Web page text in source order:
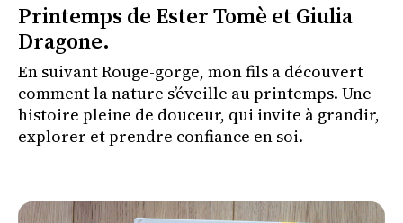
Printemps de Ester Tomè et Giulia
Dragone.
En suivant Rouge-gorge, mon fils a découvert
comment la nature s’éveille au printemps. Une
histoire pleine de douceur, qui invite à grandir,
explorer et prendre confiance en soi.